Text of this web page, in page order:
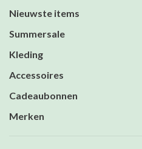
Nieuwste items
Summersale
Kleding
Accessoires
Cadeaubonnen
Merken